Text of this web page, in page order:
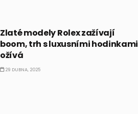
Zlaté modely Rolex zažívají
boom, trh s luxusními hodinkami
ožívá
29 DUBNA, 2025